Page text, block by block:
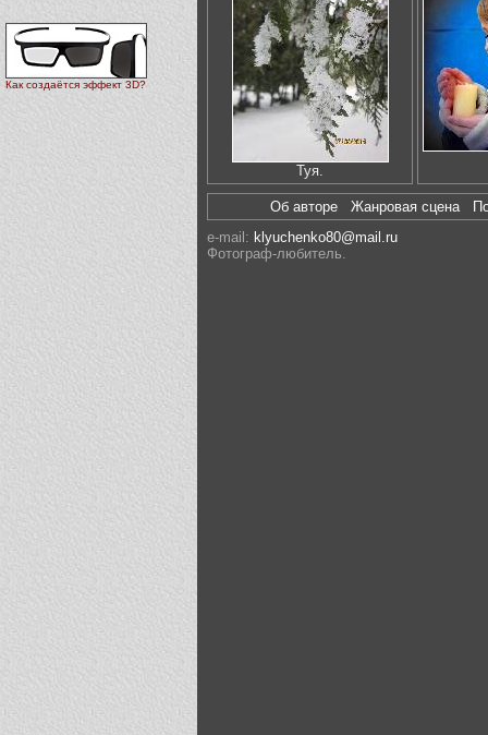
Как создаётся эффект 3D?
Туя.
Об авторе Жанровая сцена
e-mail: klyuchenko80@mail.ru
Фотограф-любитель.